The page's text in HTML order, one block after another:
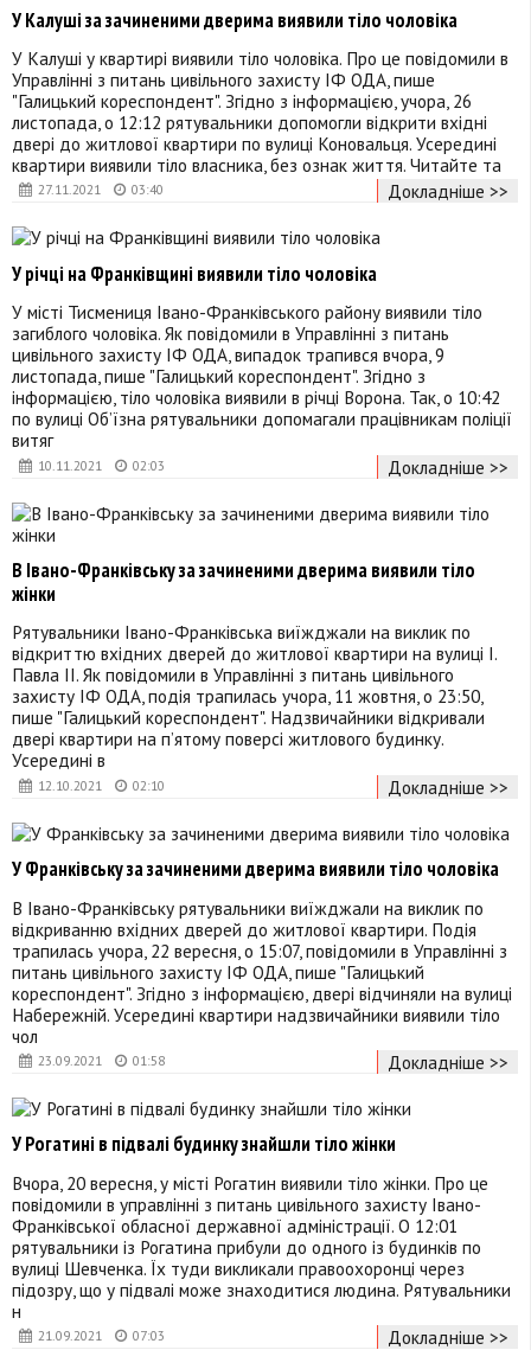
27.11.2021 03:40
У Калуші за зачиненими дверима виявили тіло чоловіка
У Калуші у квартирі виявили тіло чоловіка. Про це повідомили в
Управлінні з питань цивільного захисту ІФ ОДА, пише
"Галицький кореспондент". Згідно з інформацією, учора, 26
листопада, о 12:12 рятувальники допомогли відкрити вхідні
двері до житлової квартири по вулиці Коновальця. Усередині
квартири виявили тіло власника, без ознак життя. Читайте та
Докладніше >>
10.11.2021 02:03
У річці на Франківщині виявили тіло чоловіка
У місті Тисмениця Івано-Франківського району виявили тіло
загиблого чоловіка. Як повідомили в Управлінні з питань
цивільного захисту ІФ ОДА, випадок трапився вчора, 9
листопада, пише "Галицький кореспондент". Згідно з
інформацією, тіло чоловіка виявили в річці Ворона. Так, о 10:42
по вулиці Об’їзна рятувальники допомагали працівникам поліції
витяг
Докладніше >>
12.10.2021 02:10
В Івано-Франківську за зачиненими дверима виявили тіло
жінки
Рятувальники Івано-Франківська виїжджали на виклик по
відкриттю вхідних дверей до житлової квартири на вулиці І.
Павла ІІ. Як повідомили в Управлінні з питань цивільного
захисту ІФ ОДА, подія трапилась учора, 11 жовтня, о 23:50,
пише "Галицький кореспондент". Надзвичайники відкривали
двері квартири на п’ятому поверсі житлового будинку.
Усередині в
Докладніше >>
23.09.2021 01:58
У Франківську за зачиненими дверима виявили тіло чоловіка
В Івано-Франківську рятувальники виїжджали на виклик по
відкриванню вхідних дверей до житлової квартири. Подія
трапилась учора, 22 вересня, о 15:07, повідомили в Управлінні з
питань цивільного захисту ІФ ОДА, пише "Галицький
кореспондент". Згідно з інформацією, двері відчиняли на вулиці
Набережній. Усередині квартири надзвичайники виявили тіло
чол
Докладніше >>
21.09.2021 07:03
У Рогатині в підвалі будинку знайшли тіло жінки
Вчора, 20 вересня, у місті Рогатин виявили тіло жінки. Про це
повідомили в управлінні з питань цивільного захисту Івано-
Франківської обласної державної адміністрації. О 12:01
рятувальники із Рогатина прибули до одного із будинків по
вулиці Шевченка. Їх туди викликали правоохоронці через
підозру, що у підвалі може знаходитися людина. Рятувальники
н
Докладніше >>